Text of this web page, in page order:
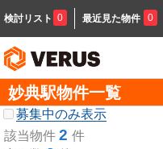
検討リスト 0 最近見た物件 0
妙典駅物件一覧
募集中のみ表示
該当物件 2 件